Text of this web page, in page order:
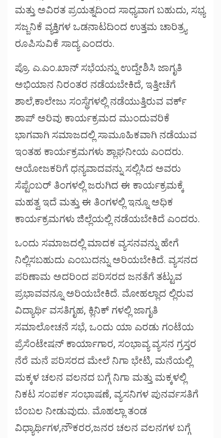
ಮತ್ತು ಅವಿರತ ಪ್ರಯತ್ನದಿಂದ ಸಾಧ್ಯವಾಗ ಬಹುದು, ಸಭ್ಯ
ಸಜ್ಜನಿಕೆ ವ್ಯಕ್ತಿಗಳ ಒಡನಾಟದಿಂದ ಉತ್ತಮ ಚಾರಿತ್ರ್ಯ
ರೂಪಿಸುವಿಕೆ ಸಾದ್ಯ ಎಂದರು.
ಪ್ರೊ. ಎ.ಎಂ.ಖಾನ್ ಸಭೆಯನ್ನು ಉದ್ದೇಶಿಸಿ ಜಾಗೃತಿ
ಅಭಿಯಾನ ನಿರಂತರ ನಡೆಯಬೇಕಿದೆ, ಇತ್ತೀಚೆಗೆ
ಶಾಲೆ,ಕಾಲೇಜು ಸಂಸ್ಥೆಗಳಲ್ಲಿ ನಡೆಯುತ್ತಿರುವ ವರ್ಕ್
ಶಾಪ್ ಅರಿವು ಕಾರ್ಯಕ್ರಮದ ಮುಂದುವರಿಕೆ
ಭಾಗವಾಗಿ ಸಮಾಜದಲ್ಲಿ ಸಾಮೂಹಿಕವಾಗಿ ನಡೆಯುವ
ಇಂತಹ ಕಾರ್ಯಕ್ರಮಗಳು ಶ್ಲಾಘನೀಯ ಎಂದರು.
ಆಯೋಜಕರಿಗೆ ಧನ್ಯವಾದವನ್ನು ಸಲ್ಲಿಸಿದ ಅವರು
ಸೆಪ್ಟೆಂಬರ್ ತಿಂಗಳಲ್ಲಿ ಜರುಗಿದ ಈ ಕಾರ್ಯಕ್ರಮಕ್ಕೆ
ಮಹತ್ವ ಇದೆ ಮತ್ತು ಈ ತಿಂಗಳಲ್ಲಿ ಇನ್ನೂ ಅಧಿಕ
ಕಾರ್ಯಕ್ರಮಗಳು ಜಿಲ್ಲೆಯಲ್ಲಿ ನಡೆಯಬೇಕಿದೆ ಎಂದರು.
ಒಂದು ಸಮಾಜದಲ್ಲಿ ಮಾದಕ ವ್ಯಸನವನ್ನು ಹೇಗೆ
ನಿಲ್ಲಿಸಬಹುದು ಎಂಬುದನ್ನು ಅರಿಯಬೇಕಿದೆ. ವ್ಯಸನದ
ಪರಿಣಾಮ ಅದರಿಂದ ಪರಿಸರದ ಜನತೆಗೆ ತಟ್ಟುವ
ಪ್ರಭಾವವನ್ನೂ ಅರಿಯಬೇಕಿದೆ. ಮೋಹಲ್ಲಾದ ಲ್ಲಿರುವ
ವಿದ್ಯಾರ್ಥಿ ವಸತಿಗೃಹ, ಕ್ಲಿನಿಕ್ ಗಳಲ್ಲಿ ಜಾಗೃತಿ
ಸಮಾಲೋಚನೆ ಸಭೆ, ಒಂದು ಯಾ ಎರಡು ಗಂಟೆಯ
ಪ್ರೆಸೆಂಟೇಷನ್ ಕಾರ್ಯಾಗಾರ, ಸಂಭಾವ್ಯ ವ್ಯಸನ ಗ್ರಸ್ತರ
ನೆರೆ ಮನೆ ಪರಿಸರದ ಮೇಲೆ ನಿಗಾ ಭೇಟಿ, ಮನೆಯಲ್ಲಿ
ಮಕ್ಕಳ ಚಲನ ವಲನದ ಬಗ್ಗೆ ನಿಗಾ ಮತ್ತು ಮಕ್ಕಳಲ್ಲಿ
ನಿಕಟ ಸಂಪರ್ಕ ಸಂಭಾಷಣೆ, ವ್ಯಸನಿಗಳ ಪುನರ್ವಸತಿಗೆ
ಬೆಂಬಲ ನೀಡುವುದು. ಮೊಹಲ್ಲಾ ತಂಡ
ವಿಧ್ಯಾರ್ಥಿಗಳ,ನೌಕರರ,ಜನರ ಚಲನ ವಲನಗಳ ಬಗ್ಗೆ